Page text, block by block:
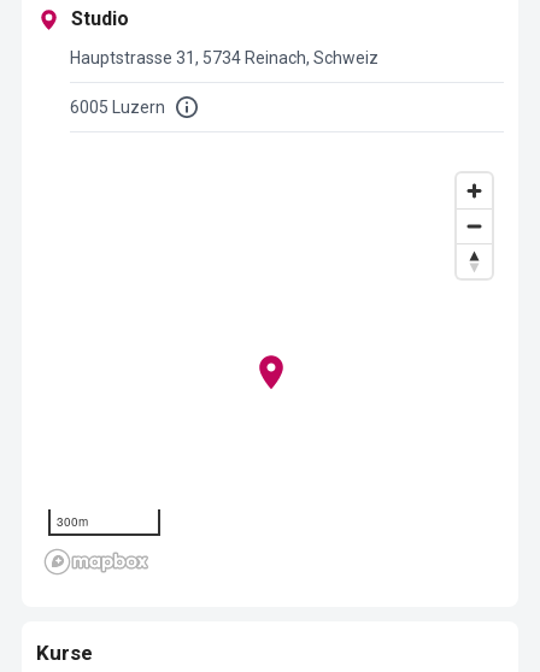
Studio
Hauptstrasse 31, 5734 Reinach, Schweiz
6005 Luzern
300m
Kurse